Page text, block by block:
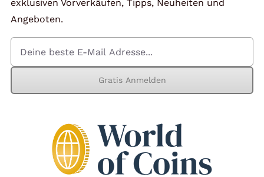
Mein Konto
Warenkorb
exklusiven Vorverkäufen, Tipps, Neuheiten und
Angeboten.
Gratis Anmelden